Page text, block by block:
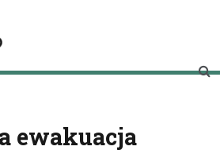
o Pszczynie
ewakuacja